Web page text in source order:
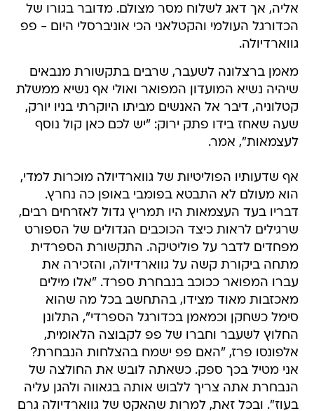
גווארדיולה.
מאמן ברצלונה לשעבר, שרבים בתקשורת מנבאים
קטלוניה, דיבר אל האנשים מביתו היוקרתי בניו יורק,
שעה שאחז בידו פתק ירוק: "יש לכם כאן קול נוסף
לעצמאות", אמר.
אף שדעותיו הפוליטיות של גווארדיולה מוכרות למדי,
דבריו בעד העצמאות היו תמריץ גדול לאזרחים רבים,
שרגילים לראות כיצד הכוכבים הגדולים של הספורט
מפחדים לדבר על פוליטיקה. התקשורת הספרדית
מתחה ביקורת קשה על גווארדיולה, והזכירה את
עברו המפואר ככוכב בנבחרת ספרד. "אלו מילים
מאכזבות מאוד מצידו, בהתחשב בכל מה שהוא
סימל כשחקן וכמאמן בכדורגל הספרדי", התלונן
החלוץ לשעבר וחברו של פפ לקבוצה הלאומית,
אלפונסו פרז, "האם פפ ישמח בהצלחות הנבחרת?
אני מטיל בכך ספק. כשאתה לובש את החולצה של
הנבחרת אתה צריך ללבוש אותה בגאווה ולהגן עליה
בעוז". ובכל זאת, למרות שהאקט של גווארדיולה גרם
לו לאבד אוהדים רבים בספרד - גם של ברצלונה -
הוא העניק תקווה ממשית לתנועה למען עצמאות